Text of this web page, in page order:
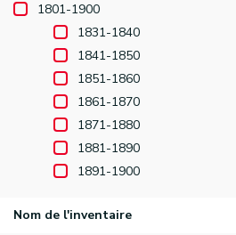
1801-1900
1831-1840
1841-1850
1851-1860
1861-1870
1871-1880
1881-1890
1891-1900
Nom de l'inventaire